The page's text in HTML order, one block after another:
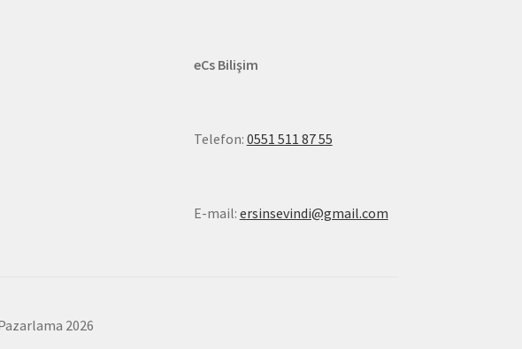
eCs Bilişim
Telefon: 0551 511 87 55
E-mail: ersinsevindi@gmail.com
2026